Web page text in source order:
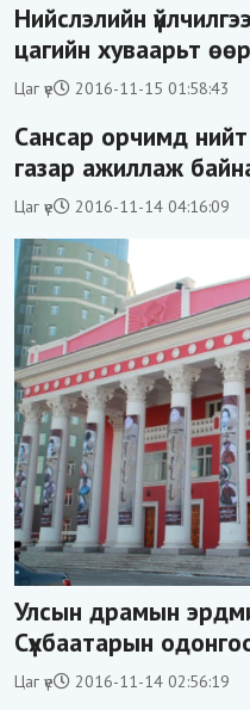
Нийслэлийн
цагийн хуваарьт
Цаг үе 2016-11-15 01:58:43
Сансар орчимд
газар ажиллаж
Цаг үе 2016-11-14 04:16:09
Улсын драмын
Сүхбаатарын
Цаг үе 2016-11-14 02:56:19